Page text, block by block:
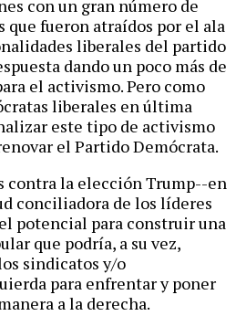
con un gran número de
fueron atraídos por el ala
liberales del partido
dando un poco más de
el activismo. Pero como
liberales en última
este tipo de activismo
el Partido Demócrata.
contra la elección Trump--en
conciliadora de los líderes
potencial para construir una
que podría, a su vez,
sindicatos y/o
para enfrentar y poner
a la derecha.